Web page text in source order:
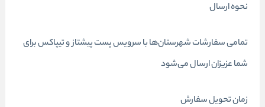
نحوه ارسال
تمامی سفارشات شهرستان‌ها با سرویس پست پیشتاز و تیپاکس برای
شما عزیزان ارسال می‌شود
زمان تحویل سفارش